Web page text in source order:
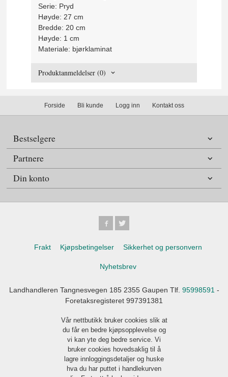
Serie: Pryd
Høyde: 27 cm
Bredde: 20 cm
Høyde: 1 cm
Materiale: bjørklaminat
Produktanmeldelser (0)
Forside Bli kunde Logg inn Kontakt oss
Bestselgere
Partnere
Din konto
Frakt Kjøpsbetingelser Sikkerhet og personvern
Nyhetsbrev
Landhandleren Tangnesvegen 185 2355 Gaupen Tlf. 95998591 -
Foretaksregisteret 997391381
Vår nettbutikk bruker cookies slik at
du får en bedre kjøpsopplevelse og
vi kan yte deg bedre service. Vi
bruker cookies hovedsaklig til å
lagre innloggingsdetaljer og huske
hva du har puttet i handlekurven